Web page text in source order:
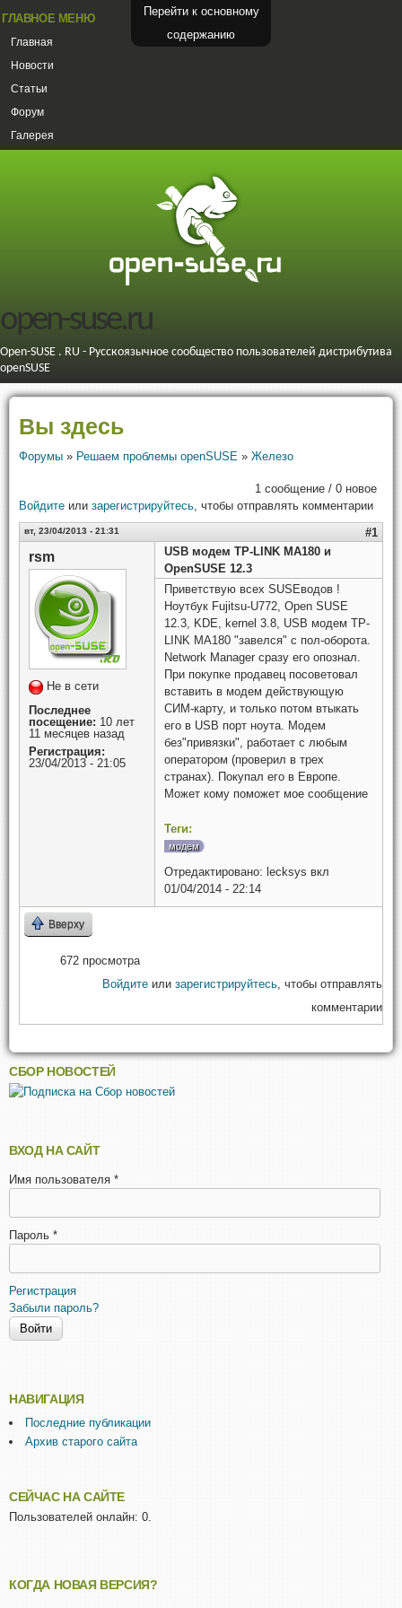
Перейти к основному
содержанию
ГЛАВНОЕ МЕНЮ
Главная
Новости
Статьи
Форум
Галерея
open-suse.ru
Open-SUSE . RU - Русскоязычное сообщество пользователей дистрибутива
openSUSE
Вы здесь
Форумы » Решаем проблемы openSUSE » Железо
1 сообщение / 0 новое
Войдите или зарегистрируйтесь, чтобы отправлять комментарии
вт, 23/04/2013 - 21:31 #1
rsm
Не в сети
Последнее
посещение: 10 лет
11 месяцев назад
Регистрация:
23/04/2013 - 21:05
USB модем TP-LINK MA180 и
OpenSUSE 12.3
Приветствую всех SUSEводов !
Ноутбук Fujitsu-U772, Open SUSE
12.3, KDE, kernel 3.8, USB модем TP-
LINK MA180 "завелся" с пол-оборота.
Network Manager сразу его опознал.
При покупке продавец посоветовал
вставить в модем действующую
СИМ-карту, и только потом втыкать
его в USB порт ноута. Модем
без"привязки", работает с любым
оператором (проверил в трех
странах). Покупал его в Европе.
Может кому поможет мое сообщение
Теги:
модем
Отредактировано: lecksys вкл
01/04/2014 - 22:14
Вверху
672 просмотра
Войдите или зарегистрируйтесь , чтобы отправлять
комментарии
СБОР НОВОСТЕЙ
ВХОД НА САЙТ
Имя пользователя *
Пароль *
Регистрация
Забыли пароль?
НАВИГАЦИЯ
Последние публикации
Архив старого сайта
СЕЙЧАС НА САЙТЕ
Пользователей онлайн: 0.
КОГДА НОВАЯ ВЕРСИЯ?